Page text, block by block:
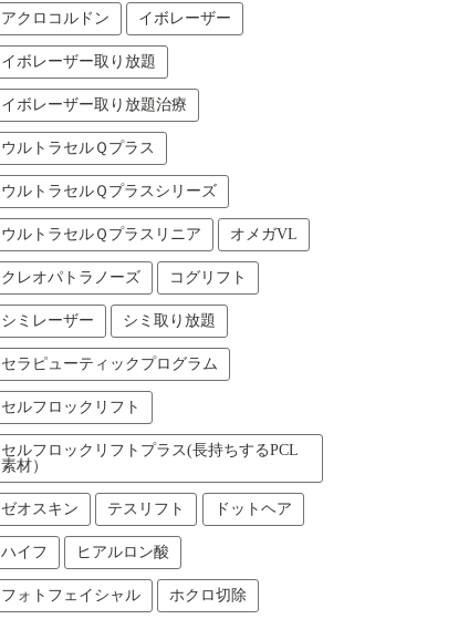
アクロコルドン イボレーザー
イボレーザー取り放題
イボレーザー取り放題治療
ウルトラセルＱプラス
ウルトラセルＱプラスシリーズ
ウルトラセルＱプラスリニア オメガVL
クレオパトラノーズ コグリフト
シミレーザー シミ取り放題
セラピューティックプログラム
セルフロックリフト
セルフロックリフトプラス(長持ちするPCL
素材）
ゼオスキン テスリフト ドットヘア
ハイフ ヒアルロン酸
フォトフェイシャル ホクロ切除